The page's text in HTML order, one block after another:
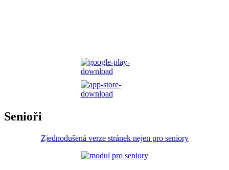
Senioři
Zjednodušená verze stránek nejen pro seniory